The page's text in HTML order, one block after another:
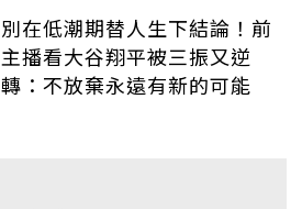
別在低潮期替人生下結論！前
主播看大谷翔平被三振又逆
轉：不放棄永遠有新的可能